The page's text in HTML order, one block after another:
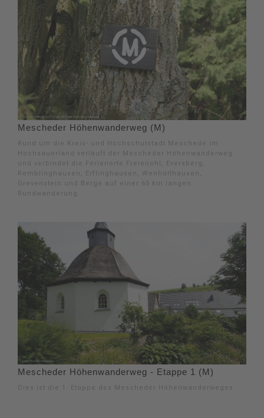
Mescheder Höhenwanderweg (M)
Rund um die Kreis- und Hochschulstadt Meschede im
Hochsauerland verläuft der Mescheder Höhenwanderweg
und verbindet die Ferienorte Freienohl, Eversberg,
Remblinghausen, Erflinghausen, Wenholthausen,
Grevenstein und Berge auf einer 65 km langen
Rundwanderung.
Mescheder Höhenwanderweg - Etappe 1 (M)
Dies ist die 1. Etappe des Mescheder Höhenwanderweges .